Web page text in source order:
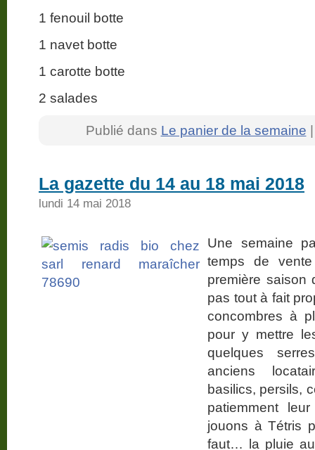
1 fenouil botte
1 navet botte
1 carotte botte
2 salades
Publié dans Le panier de la semaine
La gazette du 14 au 18 mai 2018
lundi 14 mai 2018
Une semaine
temps de
première saison
pas tout à fait
concombres à
pour y mettre
quelques
anciens
basilics, persils,
patiemment
jouons à Tétris
faut… la pluie